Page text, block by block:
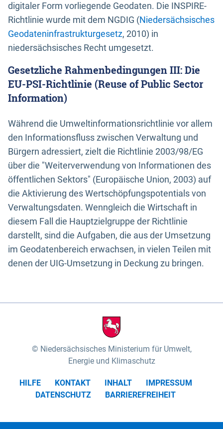
digitaler Form vorliegende Geodaten. Die INSPIRE-
Richtlinie wurde mit dem NGDIG (Niedersächsisches
Geodateninfrastrukturgesetz, 2010) in
niedersächsisches Recht umgesetzt.
Gesetzliche Rahmenbedingungen III: Die
EU-PSI-Richtlinie (Reuse of Public Sector
Information)
Während die Umweltinformationsrichtlinie vor allem
den Informationsfluss zwischen Verwaltung und
Bürgern adressiert, zielt die Richtlinie 2003/98/EG
über die "Weiterverwendung von Informationen des
öffentlichen Sektors" (Europäische Union, 2003) auf
die Aktivierung des Wertschöpfungspotentials von
Verwaltungsdaten. Wenngleich die Wirtschaft in
diesem Fall die Hauptzielgruppe der Richtlinie
darstellt, sind die Aufgaben, die aus der Umsetzung
im Geodatenbereich erwachsen, in vielen Teilen mit
denen der UIG-Umsetzung in Deckung zu bringen.
Niedersächsisches Ministerium für Umwelt,
Energie und Klimaschutz
HILFE KONTAKT INHALT
IMPRESSUM
DATENSCHUTZ
BARRIEREFREIHEIT